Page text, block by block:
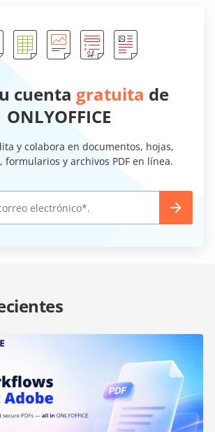
cuenta gratuita de
ONLYOFFICE
y colabora en documentos, hojas,
formularios y archivos PDF en línea.